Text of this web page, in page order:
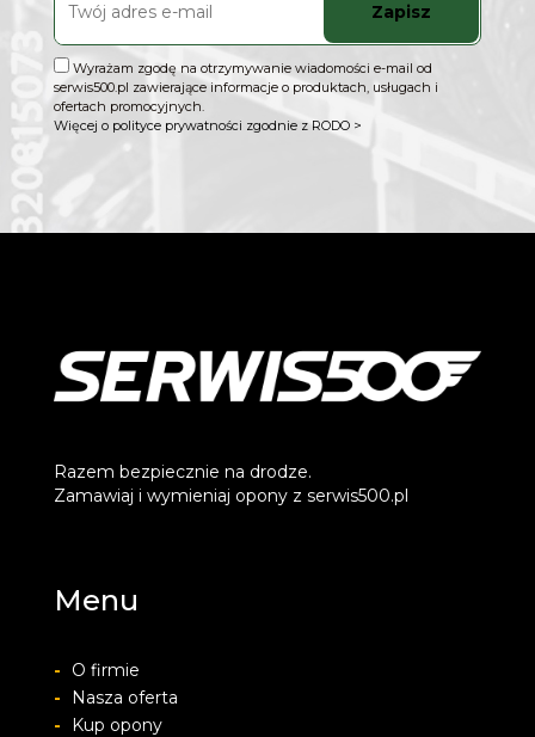
Zapisz
Wyrażam zgodę na otrzymywanie wiadomości e-mail od
serwis500.pl zawierające informacje o produktach, usługach i
ofertach promocyjnych.
Więcej o polityce prywatności zgodnie z RODO >
Razem bezpiecznie na drodze.
Zamawiaj i wymieniaj opony z serwis500.pl
Menu
-
O firmie
-
Nasza oferta
-
Kup opony